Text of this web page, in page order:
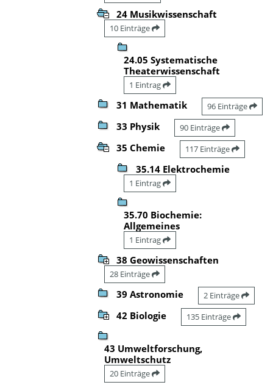
24 Musikwissenschaft
10 Einträge
24.05 Systematische
Theaterwissenschaft
1 Eintrag
31 Mathematik 96 Einträge
33 Physik 90 Einträge
35 Chemie 117 Einträge
35.14 Elektrochemie
1 Eintrag
35.70 Biochemie:
Allgemeines
1 Eintrag
38 Geowissenschaften
28 Einträge
39 Astronomie 2 Einträge
42 Biologie 135 Einträge
43 Umweltforschung,
Umweltschutz
20 Einträge